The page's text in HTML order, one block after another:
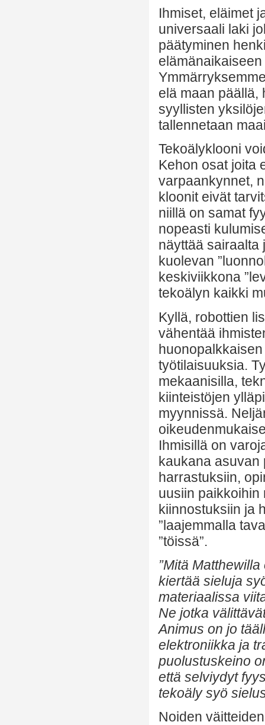
Ihmiset, eläimet
universaali laki
päätyminen
elä maan päällä,
syyllisten
tallennetaan
Tekoälyklooni
Kehon osat joita
varpaankynnet,
kloonit eivät
niillä on samat
nopeasti
näyttää sairaalta
kuolevan
keskiviikkona
tekoälyn kaikki
Kyllä, robottien
vähentää
työtilaisuuksia.
mekaanisilla,
kiinteistöjen
myynnissä.
Ihmisillä on
kaukana asuvan
harrastuksiin,
uusiin paikkoihin
kiinnostuksiin ja
”laajemmalla
”töissä”.
”Mitä
kiertää sieluja
materiaalissa
Ne jotka
Animus on jo
elektroniikka ja
puolustuskeino
että selviydyt
tekoäly syö
Noiden